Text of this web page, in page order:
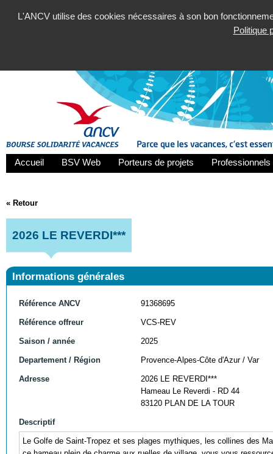
L'ANCV utilise des cookies nécessaires à son bon
Politique
Accueil BSV Web Porteurs de projets
« Retour
2026 LE REVERDI***
Informations générales
Référence ANCV 91368695
Référence offreur VCS-REV
Saison / année 2025
Departement / Région Provence-Alpes-Côte d'Azur / Var
Adresse
2026 LE REVERDI***
Hameau Le Reverdi - RD 44
83120 PLAN DE LA TOUR
Descriptif
Le Golfe de Saint-Tropez et ses plages mythiques, les collines des